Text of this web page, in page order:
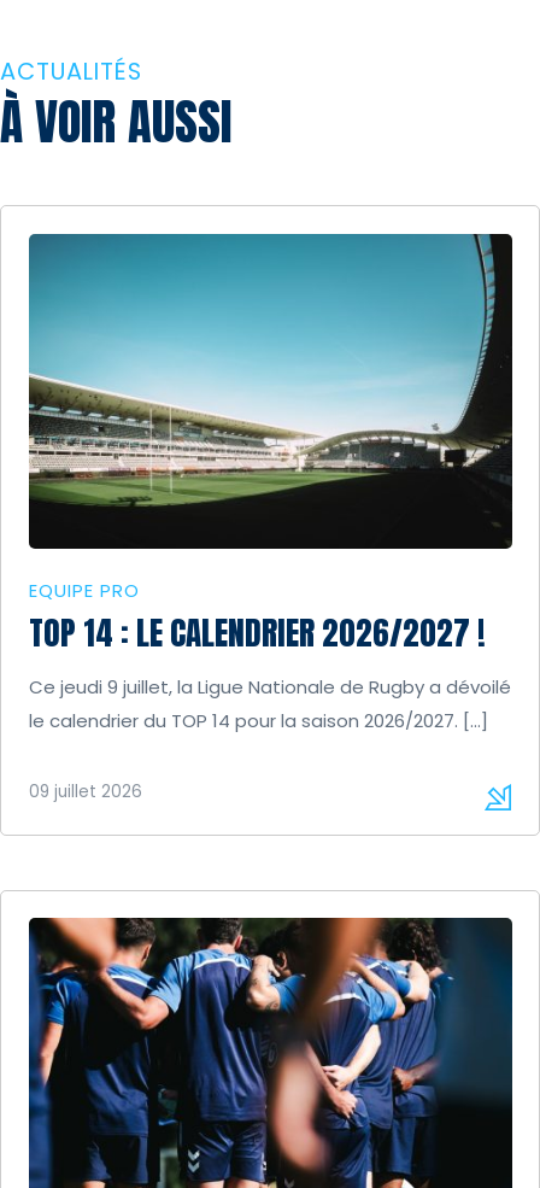
ACTUALITÉS
À VOIR AUSSI
EQUIPE PRO
TOP 14 : LE CALENDRIER 2026/2027 !
Ce jeudi 9 juillet, la Ligue Nationale de Rugby a dévoilé
le calendrier du TOP 14 pour la saison 2026/2027. […]
09 juillet 2026